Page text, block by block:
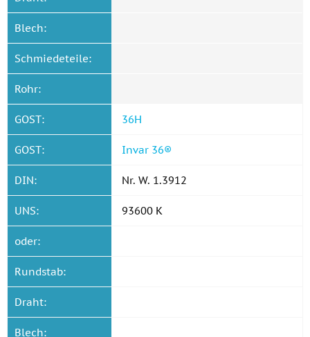
Blech:
Schmiedeteile:
Rohr:
GOST: 36Н
GOST: Invar 36®
DIN: Nr. W. 1.3912
UNS: 93600 K
oder:
Rundstab:
Draht:
Blech: